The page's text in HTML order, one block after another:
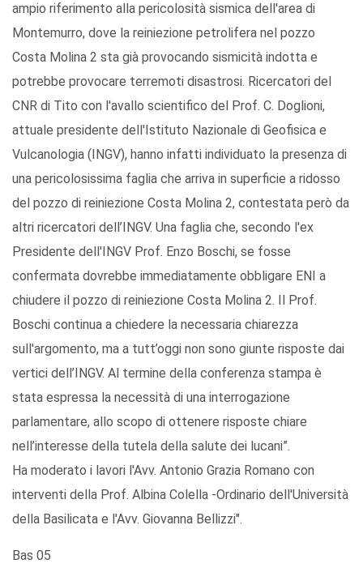
ampio riferimento alla pericolosità sismica dell'area di
Montemurro, dove la reiniezione petrolifera nel pozzo
Costa Molina 2 sta già provocando sismicità indotta e
potrebbe provocare terremoti disastrosi. Ricercatori del
CNR di Tito con l'avallo scientifico del Prof. C. Doglioni,
attuale presidente dell'Istituto Nazionale di Geofisica e
Vulcanologia (INGV), hanno infatti individuato la presenza di
una pericolosissima faglia che arriva in superficie a ridosso
del pozzo di reiniezione Costa Molina 2, contestata però da
altri ricercatori dell’INGV. Una faglia che, secondo l'ex
Presidente dell'INGV Prof. Enzo Boschi, se fosse
confermata dovrebbe immediatamente obbligare ENI a
chiudere il pozzo di reiniezione Costa Molina 2. Il Prof.
Boschi continua a chiedere la necessaria chiarezza
sull'argomento, ma a tutt’oggi non sono giunte risposte dai
vertici dell’INGV. Al termine della conferenza stampa è
stata espressa la necessità di una interrogazione
parlamentare, allo scopo di ottenere risposte chiare
nell’interesse della tutela della salute dei lucani”.
Ha moderato i lavori l'Avv. Antonio Grazia Romano con
interventi della Prof. Albina Colella -Ordinario dell'Università
della Basilicata e l'Avv. Giovanna Bellizzi".
Bas 05